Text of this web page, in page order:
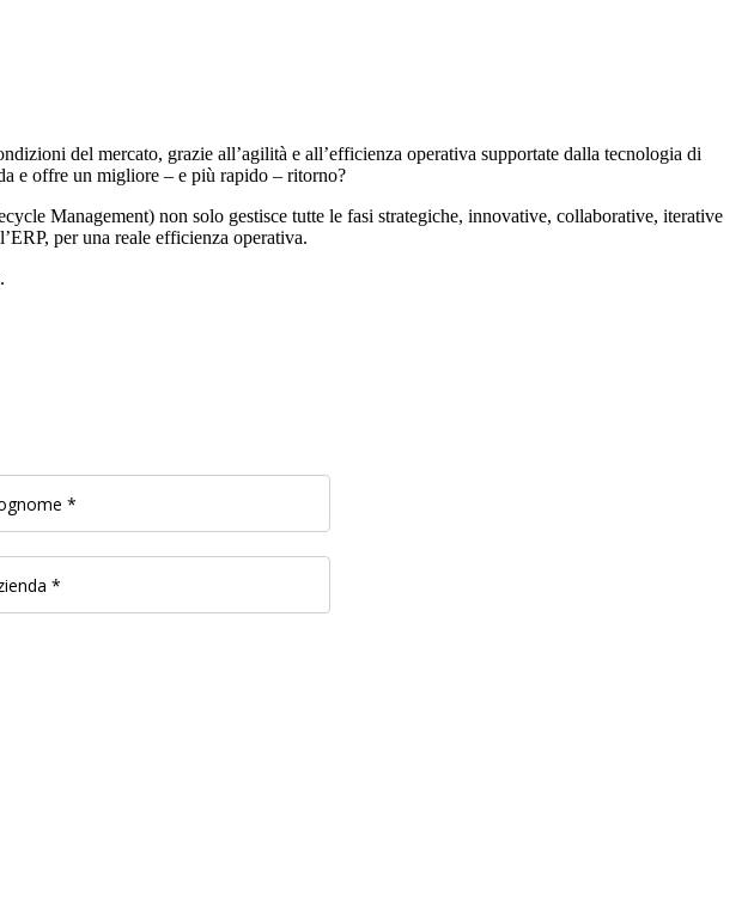
del mercato, grazie all’agilità e all’efficienza operativa supportate dalla tecnologia di
e offre un migliore – e più rapido – ritorno?
Management) non solo gestisce tutte le fasi strategiche, innovative, collaborative, iterative
per una reale efficienza operativa.